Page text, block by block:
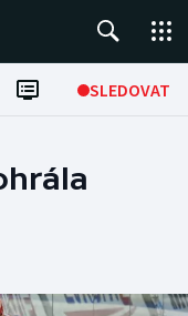
SLEDOVAT